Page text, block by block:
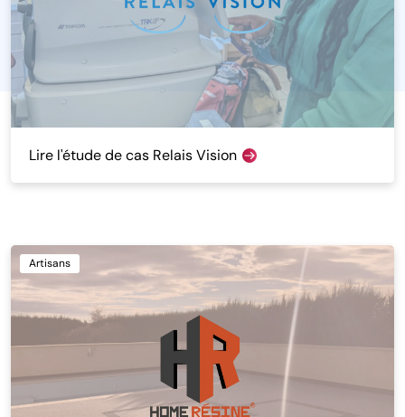
Lire l'étude de cas Relais Vision
Artisans